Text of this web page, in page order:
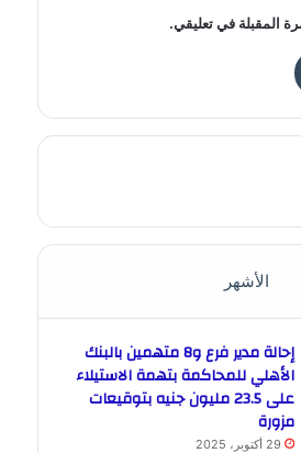
المقبلة في تعليقي.
الأشهر
إحالة مدير فرع و8 متهمين بالبنك
الأهلي للمحاكمة بتهمة الاستيلاء
على 23.5 مليون جنيه بتوقيعات
مزورة
29 أكتوبر، 2025